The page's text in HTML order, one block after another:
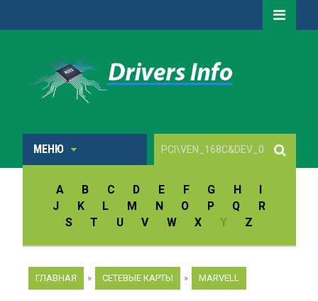
МЕНЮ
A B C D E F G H
I
J
K L M N O P Q
R
S
T U V W X Y Z
ГЛАВНАЯ » СЕТЕВЫЕ КАРТЫ » MARVELL